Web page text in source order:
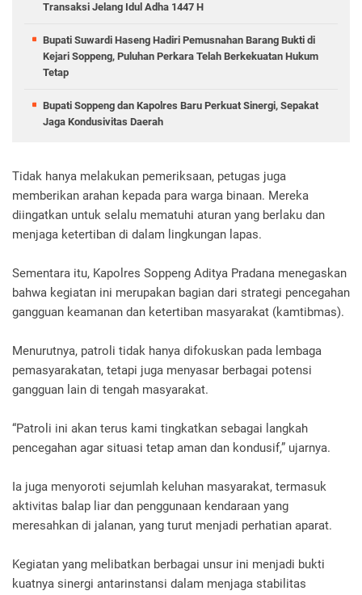
Transaksi Jelang Idul Adha 1447 H
Bupati Suwardi Haseng Hadiri Pemusnahan Barang Bukti di
Kejari Soppeng, Puluhan Perkara Telah Berkekuatan Hukum
Tetap
Bupati Soppeng dan Kapolres Baru Perkuat Sinergi, Sepakat
Jaga Kondusivitas Daerah
Tidak hanya melakukan pemeriksaan, petugas juga
memberikan arahan kepada para warga binaan. Mereka
diingatkan untuk selalu mematuhi aturan yang berlaku dan
menjaga ketertiban di dalam lingkungan lapas.
Sementara itu, Kapolres Soppeng Aditya Pradana menegaskan
bahwa kegiatan ini merupakan bagian dari strategi pencegahan
gangguan keamanan dan ketertiban masyarakat (kamtibmas).
Menurutnya, patroli tidak hanya difokuskan pada lembaga
pemasyarakatan, tetapi juga menyasar berbagai potensi
gangguan lain di tengah masyarakat.
“Patroli ini akan terus kami tingkatkan sebagai langkah
pencegahan agar situasi tetap aman dan kondusif,” ujarnya.
Ia juga menyoroti sejumlah keluhan masyarakat, termasuk
aktivitas balap liar dan penggunaan kendaraan yang
meresahkan di jalanan, yang turut menjadi perhatian aparat.
Kegiatan yang melibatkan berbagai unsur ini menjadi bukti
kuatnya sinergi antarinstansi dalam menjaga stabilitas